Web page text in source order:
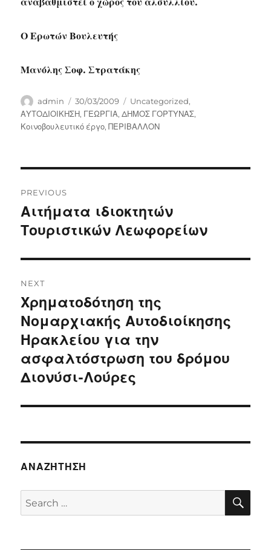
Ο Ερωτών Βουλευτής
Μανόλης Σοφ. Στρατάκης
Author
admin
Posted
on
30/03/2009 Categories
Uncategorized,
ΑΥΤΟΔΙΟΙΚΗΣΗ, ΓΕΩΡΓΙΑ,ΔΗΜΟΣ ΓΟΡΤΥΝΑΣ,
Κοινοβουλευτικό έργο,ΠΕΡΙΒΑΛΛΟΝ
navigation
PREVIOUS
Previous
post:
Αιτήματα ιδιοκτητών
Τουριστικών Λεωφορείων
NEXT
Next
post:
Χρηματοδότηση της
Νομαρχιακής Αυτοδιοίκησης
Ηρακλείου για την
ασφαλτόστρωση του δρόμου
Διονύσι-Λούρες
ΑΝΑΖΉΤΗΣΗ
Search
for: